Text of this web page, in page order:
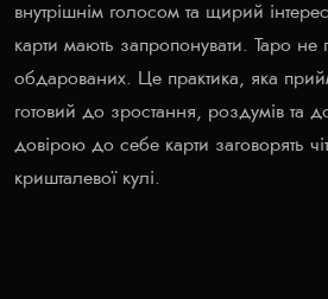
внутрішнім голосом та щирий
карти мають запропонувати. Таро не
обдарованих. Це практика, яка
готовий до зростання, роздумів та
довірою до себе карти заговорять
кришталевої кулі.